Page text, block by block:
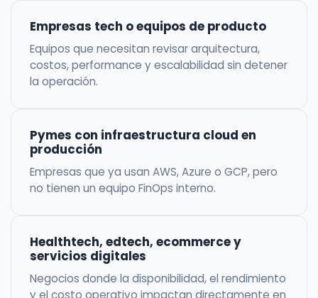
Empresas tech o equipos de producto
Equipos que necesitan revisar arquitectura,
costos, performance y escalabilidad sin detener
la operación.
Pymes con infraestructura cloud en
producción
Empresas que ya usan AWS, Azure o GCP, pero
no tienen un equipo FinOps interno.
Healthtech, edtech, ecommerce y
servicios digitales
Negocios donde la disponibilidad, el rendimiento
y el costo operativo impactan directamente en